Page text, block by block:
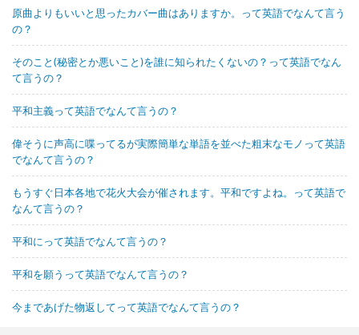
原曲よりもいいと思ったカバー曲はありますか。って英語でなんて言う
の？
そのこと(秘密とか悪いこと)を誰に知られたくないの？って英語でなん
て言うの？
平和主義って英語でなんて言うの？
偉そうに声高に喋ってるが実際簡単な単語を並べた粗末なモノって英語
でなんて言うの？
もうすぐ日本各地で花火大会が催されます。平和ですよね。って英語で
なんて言うの？
平和にって英語でなんて言うの？
平和を願うって英語でなんて言うの？
今まであげた物返してって英語でなんて言うの？